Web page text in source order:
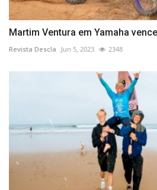
Martim Ventura em Yamaha
Revista Descla Jun 5, 2023 2348